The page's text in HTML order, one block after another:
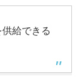
供給できる